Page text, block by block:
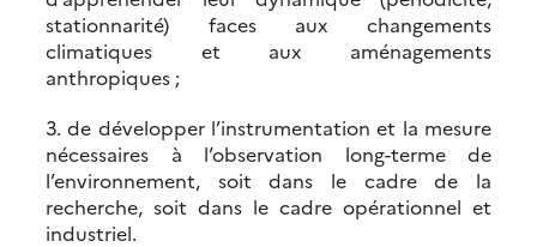
stationnarité) faces aux changements
climatiques et aux aménagements
anthropiques ;
3. de développer l’instrumentation et la mesure
nécessaires à l’observation long-terme de
l’environnement, soit dans le cadre de la
recherche, soit dans le cadre opérationnel et
industriel.